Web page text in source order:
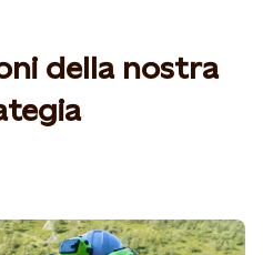
della nostra